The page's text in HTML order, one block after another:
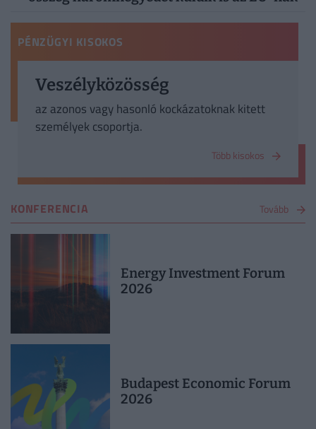
PÉNZÜGYI KISOKOS
Veszélyközösség
az azonos vagy hasonló kockázatoknak kitett
személyek csoportja.
Több kisokos
KONFERENCIA Tovább
Energy Investment Forum
2026
Budapest Economic Forum
2026